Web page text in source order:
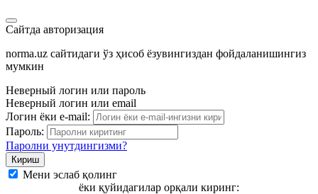
Сайтда авторизация
norma.uz сайтидаги ўз ҳисоб ёзувингиздан фойдаланишингиз
мумкин
Неверный логин или пароль
Неверный логин или email
Логин ёки e-mail:
Пароль:
Паролни унутдингизми?
Мени эслаб қолинг
ёки қуйидагилар орқали киринг: